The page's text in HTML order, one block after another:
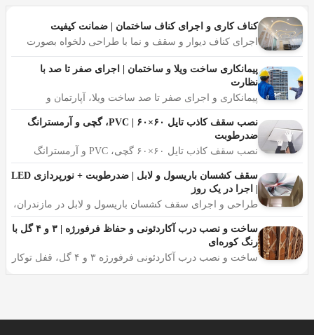
انتظارات آنها بر اساس سلیقه شان، باید به شرجی بودن هوای
شمال هم توجه کرد تا رنگ کاری ساختمان در آمل، اصولی و
استاندارد انجام شود.
نقاشی ساختمان چیست؟
به طور کلی نقاشی و رنگ آمیزی ساختمان (حالا از هر نوع
بنایی باشد) شامل رنگ زدن سقف، اتاق ها، راهروها و هر
قسمتی که نیاز به رنگ داشته باشد می شود.
چه زمانی به نقاشی ساختمان نیاز است؟
معمولا دلایل و زمان نقاشی و رنگ کاری ساختمان گاه
مشخص است و گاه هم به دلایلی که اتفاق میفتد این نیاز خود
را نشان می دهد. در زیر به این موارد اشاره می شود:
وقتی یک ساختمان ساخته می شود حال می خواهد مجتمع
کناف کاری و اجرای کناف ساختمان | ضمانت کیفیت
اجرای کناف دیوار و سقف و نما با طراحی دلخواه بصورت
حرفه ای، مصالح درجه یک و ضمانت کیفیت کار
پیمانکاری ساخت ویلا و ساختمان | اجرای صفر تا صد با
نظارت
پیمانکاری و اجرای صفر تا صد ساخت ویلا، آپارتمان و
ساختمان مسکونی، طراحی، اخذ مجوز، اسکلت تا نما،
مشاوره رایگان، تحویل کلید
نصب سقف کاذب تایل ۶۰×۶۰ | PVC، گچی و آرمسترانگ
ضدرطوبت
نصب سقف کاذب تایل ۶۰×۶۰ گچی، PVC و آرمسترانگ
آکوستیک توسط نصاب مجرب، مقاوم در برابر رطوبت
مازندران، مناسب منزل، اداره و مغازه، مشاوره رایگان در
محل
سقف کشسان باریسول و لابل | ضدرطوبت + نورپردازی LED
| اجرا در یک روز
طراحی و اجرای سقف کشسان باریسول و لابل در مازندران،
ضدرطوبت و ضدکپک مناسب آب‌وهوای شمال، نورپردازی
LED، طرح‌های مات، براق و سه‌بعدی، مشاوره رایگان
ساخت و نصب درب آکاردئونی و حفاظ فرفورژه | ۳ و ۴ گل با
رنگ کوره‌ای
ساخت و نصب درب آکاردئونی فرفورژه ۳ و ۴ گل، قفل توکار